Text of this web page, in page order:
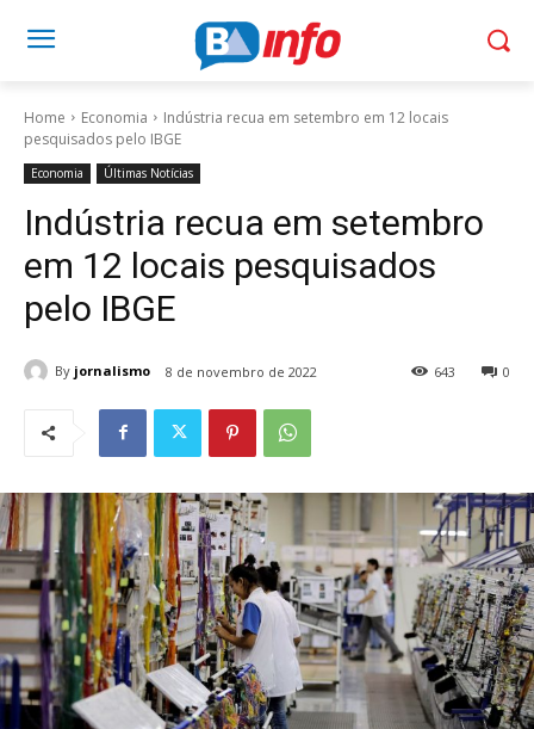
Home Economia
Indústria recua em setembro em 12 locais
pesquisados pelo IBGE
Economia Últimas Notícias
Indústria recua em setembro
em 12 locais pesquisados
pelo IBGE
By jornalismo 8 de novembro de 2022 0
643